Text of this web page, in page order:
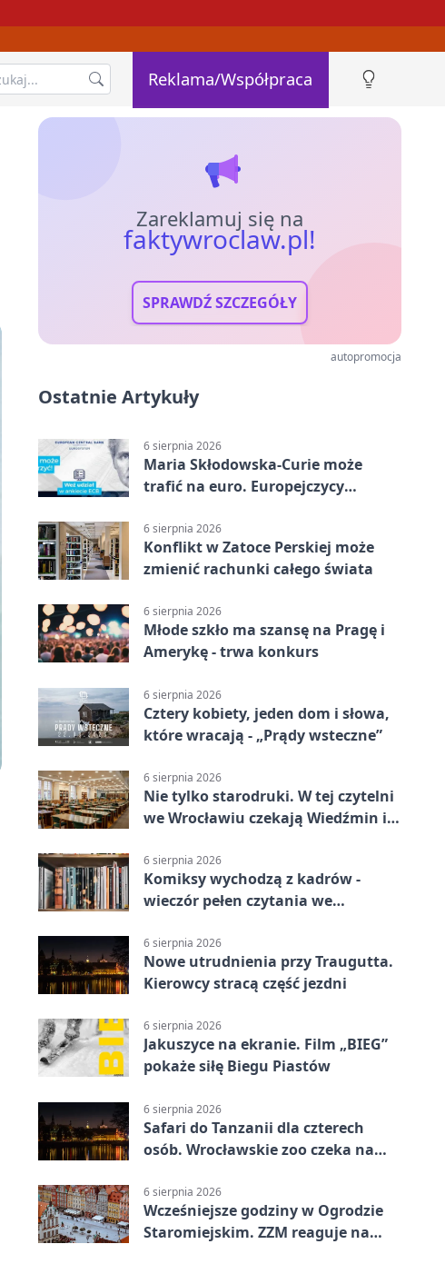
Reklama/Współpraca
Zareklamuj się na
faktywroclaw.pl!
SPRAWDŹ SZCZEGÓŁY
autopromocja
Ostatnie Artykuły
6 sierpnia 2026
Maria Skłodowska-Curie może
trafić na euro. Europejczycy
6 sierpnia 2026
Konflikt w Zatoce Perskiej może
zmienić rachunki całego świata
6 sierpnia 2026
Młode szkło ma szansę na Pragę i
Amerykę - trwa konkurs
6 sierpnia 2026
Cztery kobiety, jeden dom i słowa,
które wracają - „Prądy wsteczne”
6 sierpnia 2026
Nie tylko starodruki. W tej czytelni
we Wrocławiu czekają Wiedźmin i
6 sierpnia 2026
Komiksy wychodzą z kadrów -
wieczór pełen czytania we
6 sierpnia 2026
Nowe utrudnienia przy Traugutta.
Kierowcy stracą część jezdni
6 sierpnia 2026
Jakuszyce na ekranie. Film „BIEG”
pokaże siłę Biegu Piastów
6 sierpnia 2026
Safari do Tanzanii dla czterech
osób. Wrocławskie zoo czeka na
6 sierpnia 2026
Wcześniejsze godziny w Ogrodzie
Staromiejskim. ZZM reaguje na